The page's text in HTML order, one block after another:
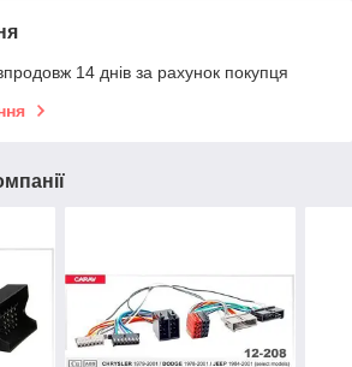
14 днів за рахунок покупця